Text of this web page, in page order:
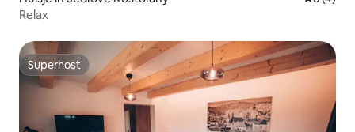
Relax
Superhost
Superhost